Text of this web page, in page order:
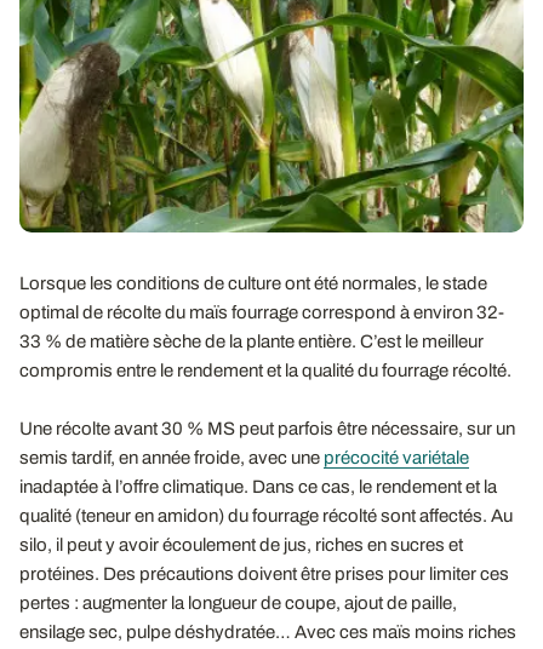
Lorsque les conditions de culture ont été normales, le stade
optimal de récolte du maïs fourrage correspond à environ 32-
33 % de matière sèche de la plante entière. C’est le meilleur
compromis entre le rendement et la qualité du fourrage récolté.
Une récolte avant 30 % MS peut parfois être nécessaire, sur un
semis tardif, en année froide, avec une précocité variétale
inadaptée à l’offre climatique. Dans ce cas, le rendement et la
qualité (teneur en amidon) du fourrage récolté sont affectés. Au
silo, il peut y avoir écoulement de jus, riches en sucres et
protéines. Des précautions doivent être prises pour limiter ces
pertes : augmenter la longueur de coupe, ajout de paille,
ensilage sec, pulpe déshydratée… Avec ces maïs moins riches